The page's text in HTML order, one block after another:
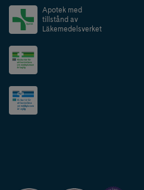
Apotek med
tillstånd av
Läkemedelsverket